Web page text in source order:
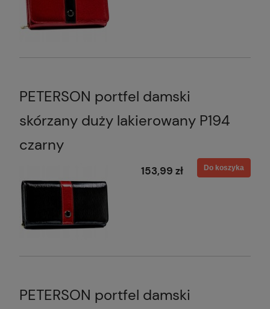
PETERSON portfel damski
skórzany duży lakierowany P194
czarny
153,99 zł Do koszyka
PETERSON portfel damski